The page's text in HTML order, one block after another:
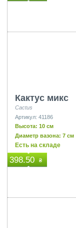
Кактус микс
Cactus
Артикул: 41186
Высота: 10 см
Диаметр вазона: 7 см
Есть на складе
398.50 ₴